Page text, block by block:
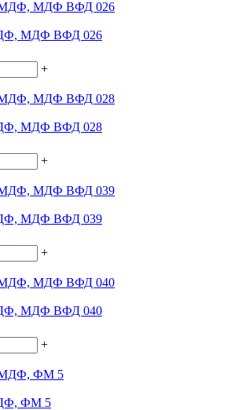
МДФ ВФД 026
+
МДФ ВФД 028
+
МДФ ВФД 039
+
МДФ ВФД 040
+
ФМ 5